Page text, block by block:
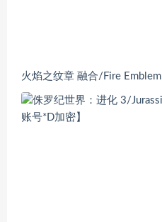
火焰之纹章 融合/Fire